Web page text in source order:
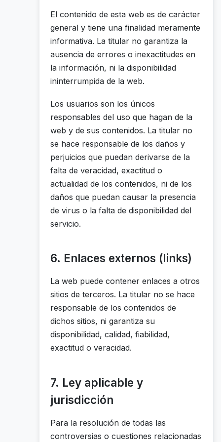
El contenido de esta web es de carácter
general y tiene una finalidad meramente
informativa. La titular no garantiza la
ausencia de errores o inexactitudes en
la información, ni la disponibilidad
ininterrumpida de la web.
Los usuarios son los únicos
responsables del uso que hagan de la
web y de sus contenidos. La titular no
se hace responsable de los daños y
perjuicios que puedan derivarse de la
falta de veracidad, exactitud o
actualidad de los contenidos, ni de los
daños que puedan causar la presencia
de virus o la falta de disponibilidad del
servicio.
6. Enlaces externos (links)
La web puede contener enlaces a otros
sitios de terceros. La titular no se hace
responsable de los contenidos de
dichos sitios, ni garantiza su
disponibilidad, calidad, fiabilidad,
exactitud o veracidad.
7. Ley aplicable y
jurisdicción
Para la resolución de todas las
controversias o cuestiones relacionadas